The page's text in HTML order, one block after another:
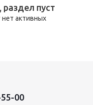
пуст
активных
00